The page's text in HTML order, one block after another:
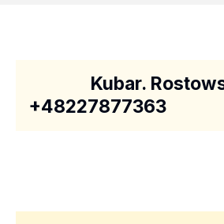
Kubar.
+48227877363